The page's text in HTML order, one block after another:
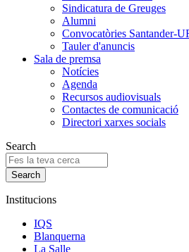
Sindicatura de Greuges
Alumni
Convocatòries Santander-
Tauler d'anuncis
Sala de premsa
Notícies
Agenda
Recursos audiovisuals
Contactes de comunicació
Directori xarxes socials
Search
Institucions
IQS
Blanquerna
La Salle